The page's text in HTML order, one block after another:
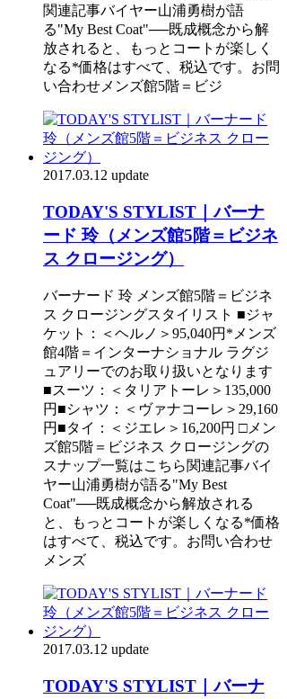
関連記事バイヤー山浦勇樹が語
る"My Best Coat"──既成概念から解
放されると、もっとコートが楽しく
なる*価格はすべて、税込です。お問
い合わせメンズ館5階＝ビジ
2017.03.12 update
TODAY'S STYLIST｜バーナ
ード 玲（メンズ館5階＝ビジネ
ス クロージング）
バーナード 玲 メンズ館5階＝ビジネ
ス クロージングスタイリスト ■ジャ
ケット：＜ヘルノ＞95,040円*メンズ
館4階＝インターナショナル ラグジ
ュアリーでのお取り扱いとなります
■スーツ：＜タリアトーレ＞135,000
円■シャツ：＜ヴァナコーレ＞29,160
円■タイ：＜ジエレ＞16,200円 □メン
ズ館5階＝ビジネス クロージングの
スナップ一覧はこちら関連記事バイ
ヤー山浦勇樹が語る"My Best
Coat"──既成概念から解放される
と、もっとコートが楽しくなる*価格
はすべて、税込です。お問い合わせ
メンズ
2017.03.12 update
TODAY'S STYLIST｜バーナ